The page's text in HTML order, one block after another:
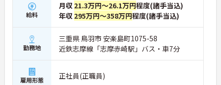
給料
月収 21.3万円～26.1万円程度(諸手当込)
年収 295万円～358万円程度(諸手当込)
勤務地
三重県 鳥羽市 安楽島町1075-58
近鉄志摩線「志摩赤崎駅」バス・車7分
雇用形態 正社員(正職員)